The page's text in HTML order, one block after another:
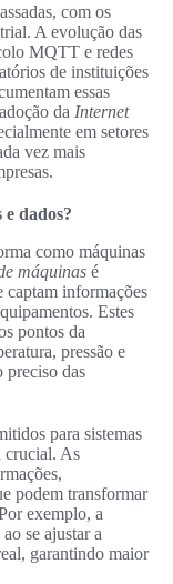
com os
A evolução das
MQTT e redes
de instituições
essas
da Internet
em setores
vez mais
dados?
como máquinas
máquinas é
captam informações
Estes
pontos da
pressão e
preciso das
para sistemas
crucial. As
podem transformar
exemplo, a
se ajustar a
garantindo maior